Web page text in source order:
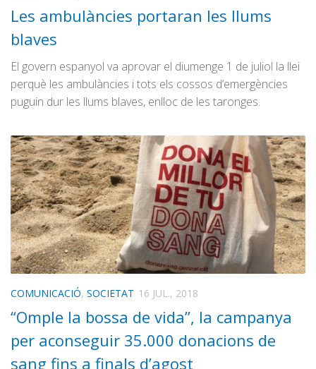
Les ambulàncies portaran les llums
blaves
El govern espanyol va aprovar el diumenge 1 de juliol la llei
perquè les ambulàncies i tots els cossos d’emergències
puguin dur les llums blaves, enlloc de les taronges.
COMUNICACIÓ, SOCIETAT 16 JUL., 2018
“Omple la bossa de vida”, la campanya
per aconseguir 35.000 donacions de
sang fins a finals d’agost